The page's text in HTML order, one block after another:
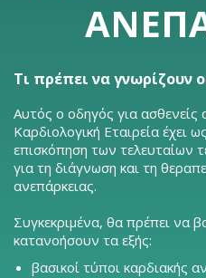
Τι πρέπει να γνωρίζουν
Αυτός ο οδηγός για
Καρδιολογική Εταιρεία έχει
επισκόπηση των τελευταίων
για τη διάγνωση και τη
ανεπάρκειας.
Συγκεκριμένα, θα πρέπει να
κατανοήσουν τα εξής:
βασικοί τύποι καρδιακής